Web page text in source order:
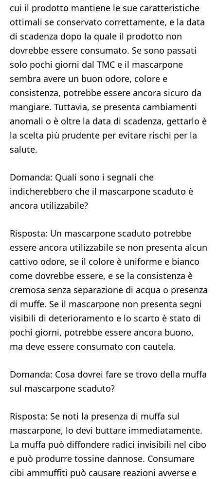
cui il prodotto mantiene le sue caratteristiche
ottimali se conservato correttamente, e la data
di scadenza dopo la quale il prodotto non
dovrebbe essere consumato. Se sono passati
solo pochi giorni dal TMC e il mascarpone
sembra avere un buon odore, colore e
consistenza, potrebbe essere ancora sicuro da
mangiare. Tuttavia, se presenta cambiamenti
anomali o è oltre la data di scadenza, gettarlo è
la scelta più prudente per evitare rischi per la
salute.
Domanda: Quali sono i segnali che
indicherebbero che il mascarpone scaduto è
ancora utilizzabile?
Risposta: Un mascarpone scaduto potrebbe
essere ancora utilizzabile se non presenta alcun
cattivo odore, se il colore è uniforme e bianco
come dovrebbe essere, e se la consistenza è
cremosa senza separazione di acqua o presenza
di muffe. Se il mascarpone non presenta segni
visibili di deterioramento e lo scarto è stato di
pochi giorni, potrebbe essere ancora buono,
ma deve essere consumato con cautela.
Domanda: Cosa dovrei fare se trovo della muffa
sul mascarpone scaduto?
Risposta: Se noti la presenza di muffa sul
mascarpone, lo devi buttare immediatamente.
La muffa può diffondere radici invisibili nel cibo
e può produrre tossine dannose. Consumare
cibi ammuffiti può causare reazioni avverse e